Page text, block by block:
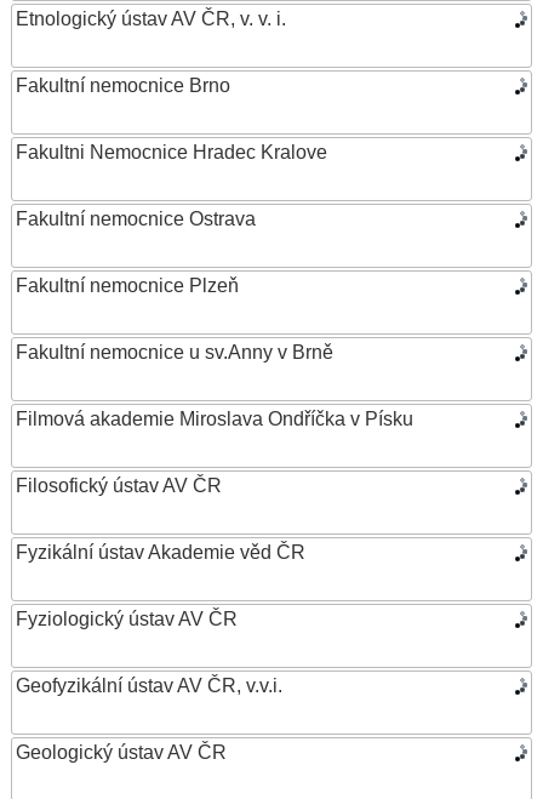
Etnologický ústav AV ČR, v. v. i.
Fakultní nemocnice Brno
Fakultni Nemocnice Hradec Kralove
Fakultní nemocnice Ostrava
Fakultní nemocnice Plzeň
Fakultní nemocnice u sv.Anny v Brně
Filmová akademie Miroslava Ondříčka v Písku
Filosofický ústav AV ČR
Fyzikální ústav Akademie věd ČR
Fyziologický ústav AV ČR
Geofyzikální ústav AV ČR, v.v.i.
Geologický ústav AV ČR